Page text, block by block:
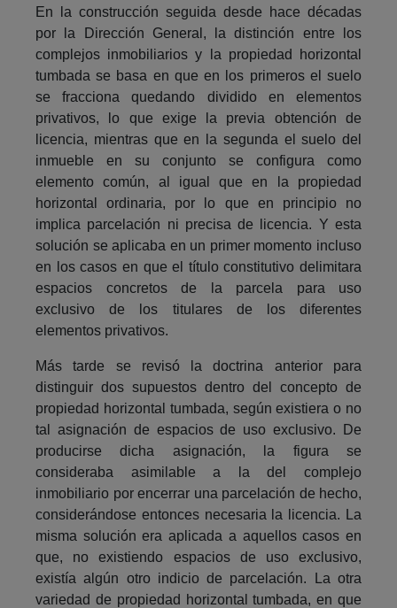
En la construcción seguida desde hace décadas
por la Dirección General, la distinción entre los
complejos inmobiliarios y la propiedad horizontal
tumbada se basa en que en los primeros el suelo
se fracciona quedando dividido en elementos
privativos, lo que exige la previa obtención de
licencia, mientras que en la segunda el suelo del
inmueble en su conjunto se configura como
elemento común, al igual que en la propiedad
horizontal ordinaria, por lo que en principio no
implica parcelación ni precisa de licencia. Y esta
solución se aplicaba en un primer momento incluso
en los casos en que el título constitutivo delimitara
espacios concretos de la parcela para uso
exclusivo de los titulares de los diferentes
elementos privativos.
Más tarde se revisó la doctrina anterior para
distinguir dos supuestos dentro del concepto de
propiedad horizontal tumbada, según existiera o no
tal asignación de espacios de uso exclusivo. De
producirse dicha asignación, la figura se
consideraba asimilable a la del complejo
inmobiliario por encerrar una parcelación de hecho,
considerándose entonces necesaria la licencia. La
misma solución era aplicada a aquellos casos en
que, no existiendo espacios de uso exclusivo,
existía algún otro indicio de parcelación. La otra
variedad de propiedad horizontal tumbada, en que